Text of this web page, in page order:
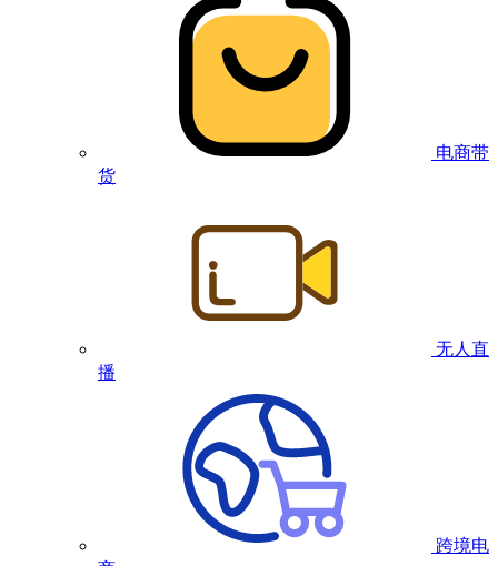
电商带
货
无人直
播
跨境电